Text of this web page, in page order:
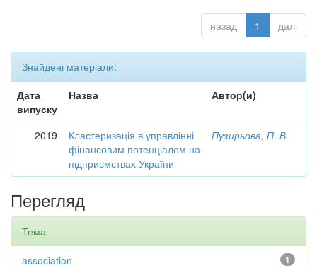
назад 1 далі
Знайдені матеріали:
Дата
випуску
Назва Автор(и)
2019
Кластеризація в управлінні
фінансовим потенціалом на
підприємствах України
Пузирьова, П. В.
Перегляд
Тема
1
association